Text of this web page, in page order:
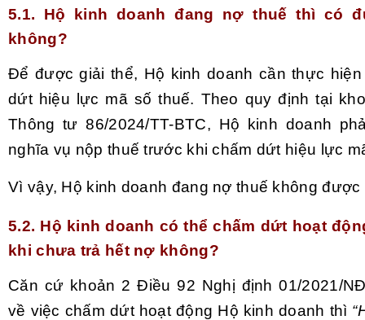
5.1. Hộ kinh doanh đang nợ thuế thì có
không?
Để được giải thể, Hộ kinh doanh cần thực
dứt hiệu lực mã số thuế. Theo quy định tại
Thông tư 86/2024/TT-BTC, Hộ kinh doanh
nghĩa vụ nộp thuế trước khi chấm dứt hiệu lực
Vì vậy, Hộ kinh doanh đang nợ thuế không được
5.2. Hộ kinh doanh có thể chấm dứt hoạt
khi chưa trả hết nợ không?
Căn cứ khoản 2 Điều 92 Nghị định 01/2021/
về việc chấm dứt hoạt động Hộ kinh doanh thì